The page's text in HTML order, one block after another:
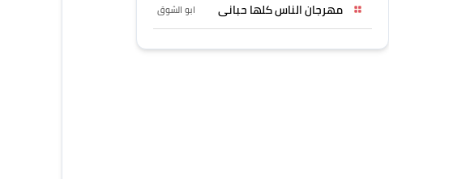
مهرجان الناس كلها حبانى ابو الشوق